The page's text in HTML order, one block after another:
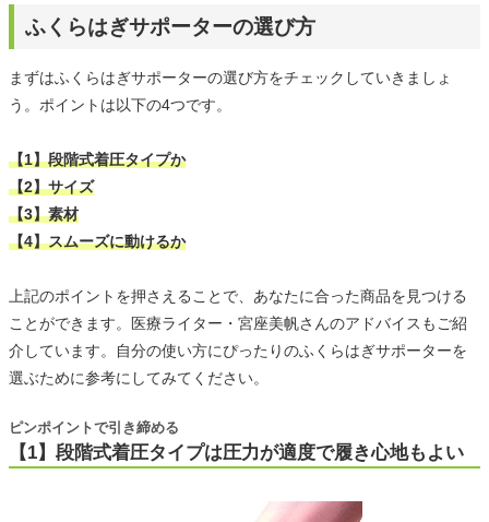
ふくらはぎサポーターの選び方
まずはふくらはぎサポーターの選び方をチェックしていきましょ
う。ポイントは以下の4つです。
【1】段階式着圧タイプか
【2】サイズ
【3】素材
【4】スムーズに動けるか
上記のポイントを押さえることで、あなたに合った商品を見つける
ことができます。医療ライター・宮座美帆さんのアドバイスもご紹
介しています。自分の使い方にぴったりのふくらはぎサポーターを
選ぶために参考にしてみてください。
【1】段階式着圧タイプは圧力が適度で履き心地もよい
ピンポイントで引き締める